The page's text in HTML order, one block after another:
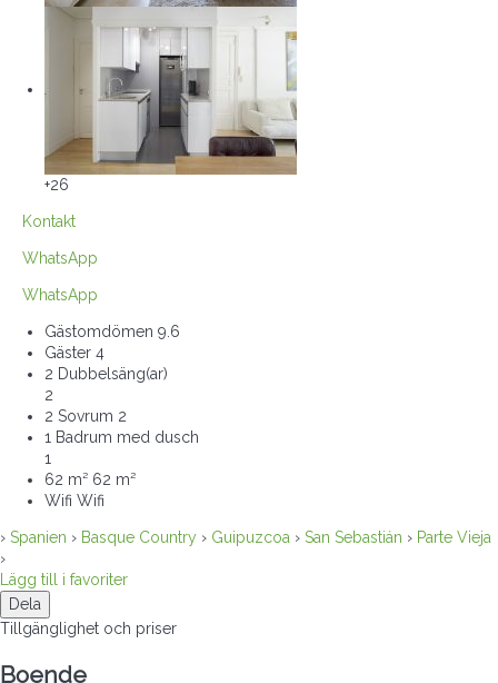
+26
Kontakt
WhatsApp
WhatsApp
Gästomdömen 9.6
Gäster 4
2 Dubbelsäng(ar)
2
2 Sovrum 2
1 Badrum med dusch
1
62 m² 62 m²
Wifi Wifi
› Spanien › Basque Country › Guipuzcoa › San Sebastián › Parte Vieja
›
Lägg till i favoriter
Dela
Tillgänglighet och priser
Boende